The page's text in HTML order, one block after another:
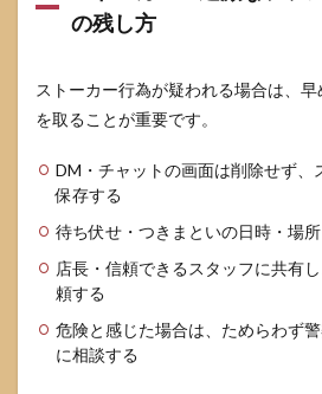
の残し方
ストーカー行為が疑われる場合は、
を取ることが重要です。
DM・チャットの画面は削除せず、
保存する
待ち伏せ・つきまといの日時・場
店長・信頼できるスタッフに共有
頼する
危険と感じた場合は、ためらわず
に相談する